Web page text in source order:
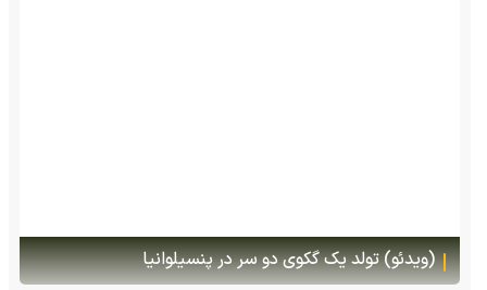
(ویدئو) تصاویر شگفت‌انگیز از مارمولک گلو بادبزنی که
هنگام خطر یک مایع چسبناک از بدنش پرتاب می‌کند